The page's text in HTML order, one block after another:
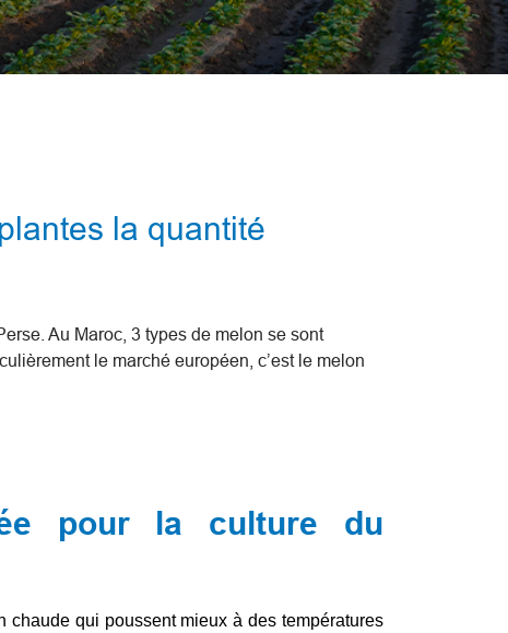
la quantité
Au Maroc, 3 types de melon se sont
le marché européen, c’est le melon
pour la culture du
chaude qui poussent mieux à des températures